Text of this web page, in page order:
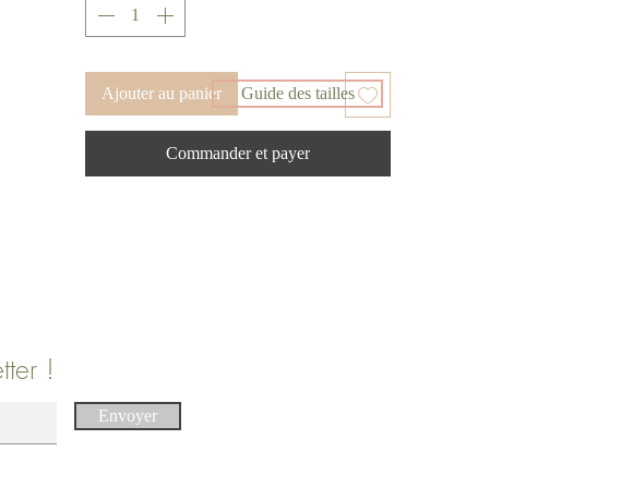
Ajouter au panier
Commander et payer
Guide des tailles
!
Envoyer